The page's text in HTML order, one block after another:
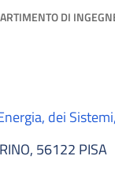
DI
dei
56122 PISA